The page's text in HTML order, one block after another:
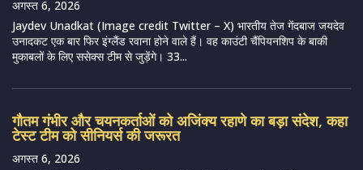
अगस्त 6, 2026
Jaydev Unadkat (Image credit Twitter – X) भारतीय तेज गेंदबाज जयदेव
उनादकट एक बार फिर इंग्लैंड रवाना होने वाले हैं। वह काउंटी चैंपियनशिप के बाकी
मुकाबलों के लिए ससेक्स टीम से जुड़ेंगे। 33...
गौतम गंभीर और चयनकर्ताओं को अजिंक्य रहाणे का बड़ा संदेश, कहा
टेस्ट टीम को सीनियर्स की जरूरत
अगस्त 6, 2026